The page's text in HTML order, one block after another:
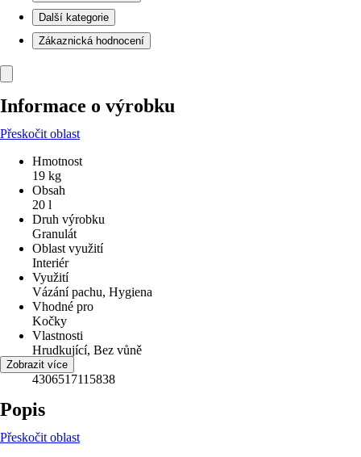
Další kategorie
Zákaznická hodnocení
Informace o výrobku
Přeskočit oblast
Hmotnost
19 kg
Obsah
20 l
Druh výrobku
Granulát
Oblast využití
Interiér
Využití
Vázání pachu, Hygiena
Vhodné pro
Kočky
Vlastnosti
Hrudkující, Bez vůně
EAN
4306517115838
Zobrazit více
Popis
Přeskočit oblast